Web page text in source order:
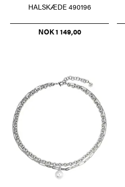
HALSKÆDE 490196
NOK 1 149,00